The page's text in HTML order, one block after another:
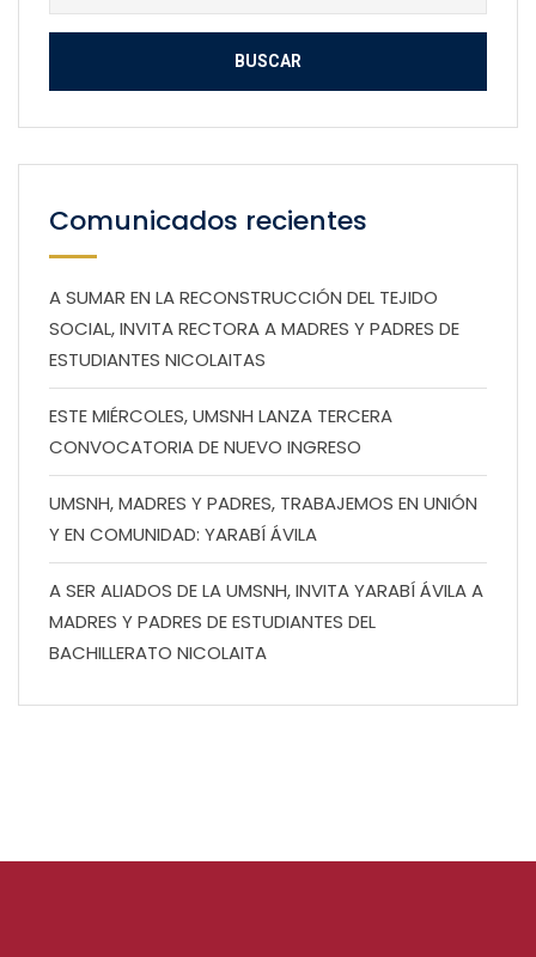
Comunicados recientes
A SUMAR EN LA RECONSTRUCCIÓN DEL TEJIDO
SOCIAL, INVITA RECTORA A MADRES Y PADRES DE
ESTUDIANTES NICOLAITAS
ESTE MIÉRCOLES, UMSNH LANZA TERCERA
CONVOCATORIA DE NUEVO INGRESO
UMSNH, MADRES Y PADRES, TRABAJEMOS EN UNIÓN
Y EN COMUNIDAD: YARABÍ ÁVILA
A SER ALIADOS DE LA UMSNH, INVITA YARABÍ ÁVILA A
MADRES Y PADRES DE ESTUDIANTES DEL
BACHILLERATO NICOLAITA